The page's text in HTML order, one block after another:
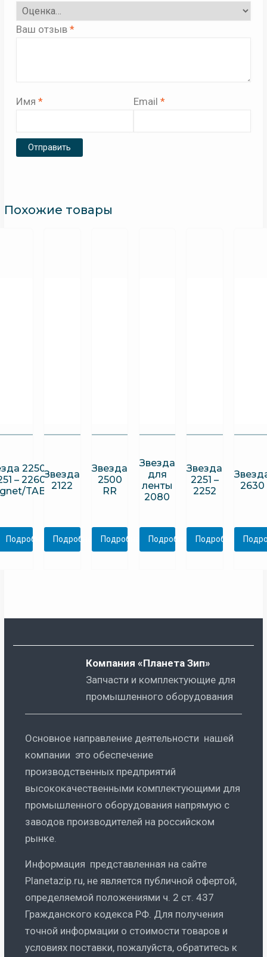
Ваш отзыв *
Имя * Email *
Похожие товары
2250
– 2260
TAB
Подробнее
Звезда
2122
Подробнее
Звезда
2500
RR
Подробнее
Звезда
для
ленты
2080
Подробнее
Звезда
2251 –
2252
Подробнее
2630
Компания «Планета Зип»
Запчасти и комплектующие для
промышленного оборудования
Основное направление деятельности нашей
компании это обеспечение
производственных предприятий
высококачественными комплектующими для
промышленного оборудования напрямую с
заводов производителей на российском
рынке.
Информация представленная на сайте
Planetazip.ru, не является публичной офертой,
определяемой положениями ч. 2 ст. 437
Гражданского кодекса РФ. Для получения
точной информации о стоимости товаров и
условиях поставки, пожалуйста, обратитесь к